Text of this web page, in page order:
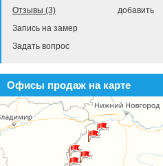
добавить
Отзывы (3)
Запись на замер
Задать вопрос
Офисы продаж на карте